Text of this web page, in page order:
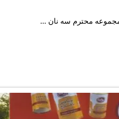
محترم سه نان ...